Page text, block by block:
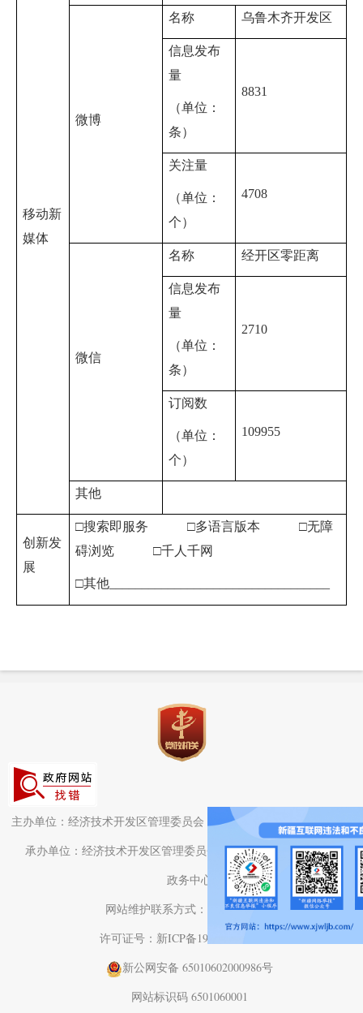
移动新
媒体
微博
名称 乌鲁木齐开发区
信息发布
量
（单位：
条）
8831
关注量
（单位：
个）
4708
微信
名称 经开区零距离
信息发布
量
（单位：
条）
2710
订阅数
（单位：
个）
109955
其他
创新发
展
□搜索即服务 □多语言版本 □无障
碍浏览 □千人千网
□其他
主办单位：经济技术开发区管理委员会（头屯河区人民政府）办公室
承办单位：经济技术开发区管理委员会（头屯河区人民政府）电子
政务中心
网站维护联系方式：0991-3782709
许可证号：新ICP备19001575号-1
新公网安备 65010602000986号
网站标识码 6501060001